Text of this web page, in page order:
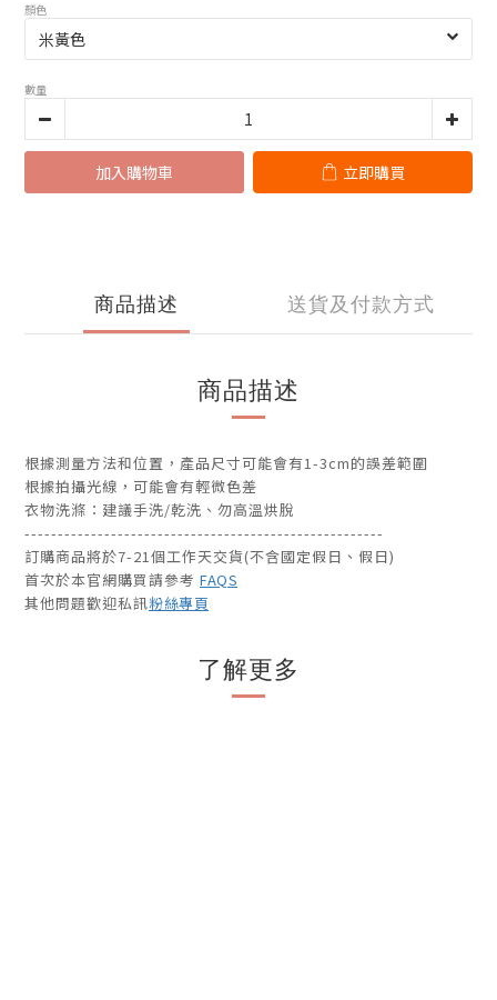
顏色
數量
加入購物車 立即購買
商品描述 送貨及付款方式
商品描述
根據測量方法和位置，產品尺寸可能會有1-3cm的誤差範圍
根據拍攝光線，可能會有輕微色差
衣物洗滌：建議手洗/乾洗、勿高溫烘脫
------------------------------------------------------
訂購商品將於7-21個工作天交貨(不含國定假日、假日)
首次於本官網購買請參考 FAQS
其他問題歡迎私訊粉絲專頁
了解更多